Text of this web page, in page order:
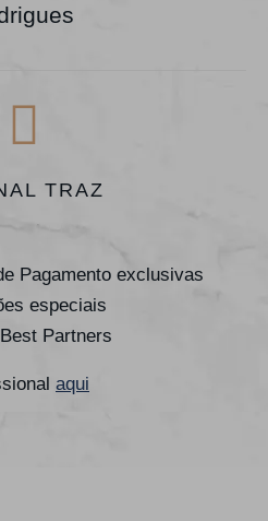
TRAZ
Pagamento exclusivas
especiais
Partners
aqui